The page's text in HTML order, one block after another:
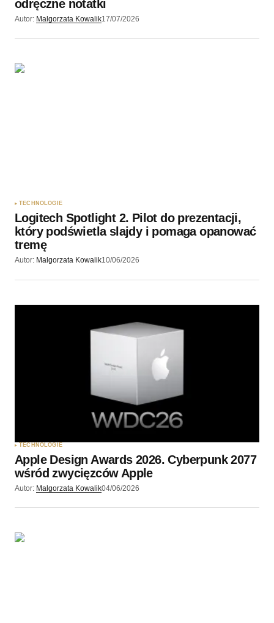
odręczne notatki
Autor: Malgorzata Kowalik17/07/2026
TECHNOLOGIE
Logitech Spotlight 2. Pilot do prezentacji,
który podświetla slajdy i pomaga opanować
tremę
Autor: Malgorzata Kowalik10/06/2026
TECHNOLOGIE
Apple Design Awards 2026. Cyberpunk 2077
wśród zwycięzców Apple
Autor: Malgorzata Kowalik04/06/2026